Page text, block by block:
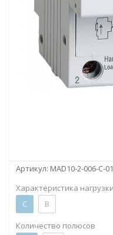
Артикул: MAD10-2-006-C-
Характеристика нагрузки
C
B
Количество полюсов